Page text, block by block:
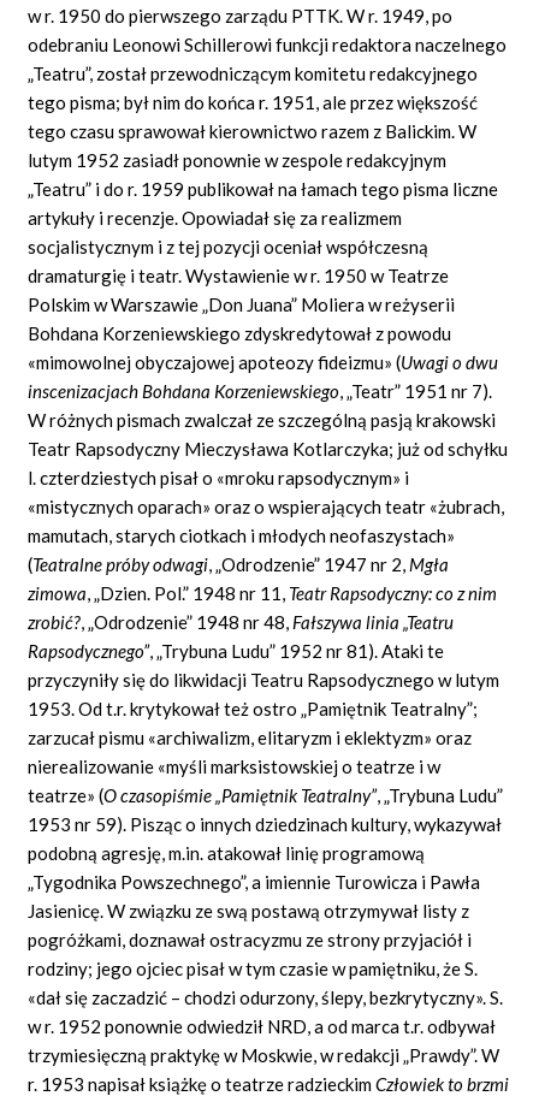
w r. 1950 do pierwszego zarządu PTTK. W r. 1949, po
odebraniu Leonowi Schillerowi funkcji redaktora naczelnego
„Teatru”, został przewodniczącym komitetu redakcyjnego
tego pisma; był nim do końca r. 1951, ale przez większość
tego czasu sprawował kierownictwo razem z Balickim. W
lutym 1952 zasiadł ponownie w zespole redakcyjnym
„Teatru” i do r. 1959 publikował na łamach tego pisma liczne
artykuły i recenzje. Opowiadał się za realizmem
socjalistycznym i z tej pozycji oceniał współczesną
dramaturgię i teatr. Wystawienie w r. 1950 w Teatrze
Polskim w Warszawie „Don Juana” Moliera w reżyserii
Bohdana Korzeniewskiego zdyskredytował z powodu
«mimowolnej obyczajowej apoteozy fideizmu» (Uwagi o dwu
inscenizacjach Bohdana Korzeniewskiego, „Teatr” 1951 nr 7).
W różnych pismach zwalczał ze szczególną pasją krakowski
Teatr Rapsodyczny Mieczysława Kotlarczyka; już od schyłku
l. czterdziestych pisał o «mroku rapsodycznym» i
«mistycznych oparach» oraz o wspierających teatr «żubrach,
mamutach, starych ciotkach i młodych neofaszystach»
(Teatralne próby odwagi, „Odrodzenie” 1947 nr 2, Mgła
zimowa, „Dzien. Pol.” 1948 nr 11, Teatr Rapsodyczny: co z nim
zrobić?, „Odrodzenie” 1948 nr 48, Fałszywa linia „Teatru
Rapsodycznego”, „Trybuna Ludu” 1952 nr 81). Ataki te
przyczyniły się do likwidacji Teatru Rapsodycznego w lutym
1953. Od t.r. krytykował też ostro „Pamiętnik Teatralny”;
zarzucał pismu «archiwalizm, elitaryzm i eklektyzm» oraz
nierealizowanie «myśli marksistowskiej o teatrze i w
teatrze» (O czasopiśmie „Pamiętnik Teatralny”, „Trybuna Ludu”
1953 nr 59). Pisząc o innych dziedzinach kultury, wykazywał
podobną agresję, m.in. atakował linię programową
„Tygodnika Powszechnego”, a imiennie Turowicza i Pawła
Jasienicę. W związku ze swą postawą otrzymywał listy z
pogróżkami, doznawał ostracyzmu ze strony przyjaciół i
rodziny; jego ojciec pisał w tym czasie w pamiętniku, że S.
«dał się zaczadzić – chodzi odurzony, ślepy, bezkrytyczny». S.
w r. 1952 ponownie odwiedził NRD, a od marca t.r. odbywał
trzymiesięczną praktykę w Moskwie, w redakcji „Prawdy”. W
r. 1953 napisał książkę o teatrze radzieckimCzłowiek to brzmi